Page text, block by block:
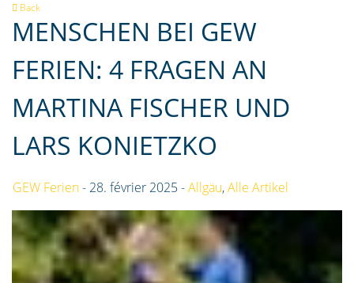
Back
MENSCHEN BEI GEW
FERIEN: 4 FRAGEN AN
MARTINA FISCHER UND
LARS KONIETZKO
GEW Ferien- 28. février 2025 -Allgäu,Alle Artikel